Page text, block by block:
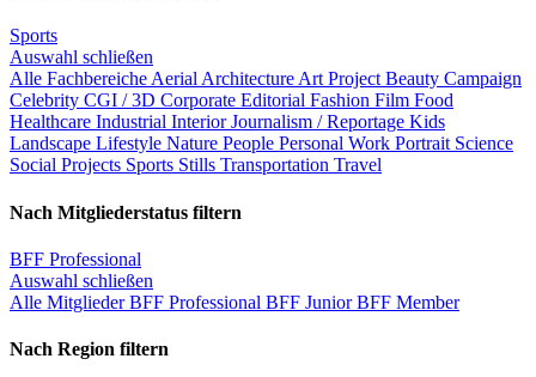
Sports
Auswahl schließen
Alle Fachbereiche Aerial Architecture Art Project Beauty Campaign
Celebrity CGI / 3D Corporate Editorial Fashion Film Food
Healthcare Industrial InteriorJournalism / Reportage Kids
Landscape Lifestyle Nature People Personal Work Portrait Science
Social Projects Sports Stills Transportation Travel
Nach Mitgliederstatus filtern
BFF Professional
Auswahl schließen
Alle MitgliederBFF Professional BFF JuniorBFF Member
Nach Region filtern